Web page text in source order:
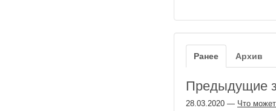
Ранее Архив
Предыдущие
28.03.2020 — Что